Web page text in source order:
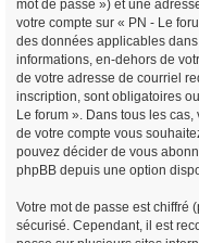
mot de passe ») et une
votre compte sur « PN - Le
des données applicables
informations, en-dehors de
de votre adresse de courriel
inscription, sont obligatoires
Le forum ». Dans tous les
de votre compte vous
pouvez décider de vous
phpBB depuis une option
Votre mot de passe est chiffré
sécurisé. Cependant, il est